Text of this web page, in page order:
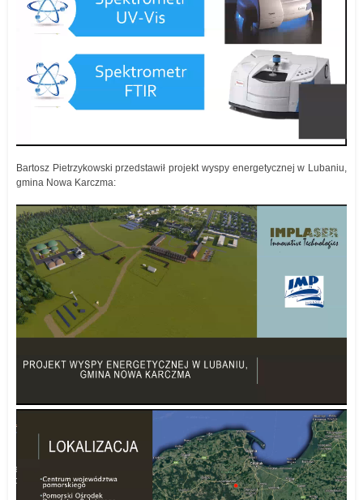
Bartosz Pietrzykowski przedstawił projekt wyspy energetycznej w Lubaniu,
gmina Nowa Karczma: